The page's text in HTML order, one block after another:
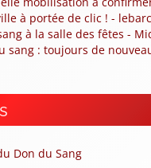
à portée de clic ! -
à la salle des fêtes -
sang : toujours de
Don du Sang